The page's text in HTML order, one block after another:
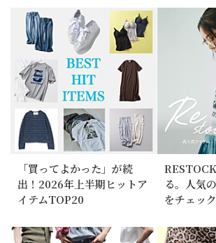
「買ってよかった」が続
出！2026年上半期ヒットア
イテムTOP20
る。人気
をチェック